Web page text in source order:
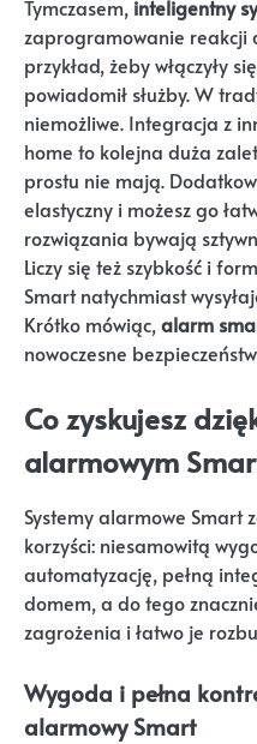
Tymczasem, inteligentny
zaprogramowanie reakcji
przykład, żeby włączyły
powiadomił służby. W
niemożliwe. Integracja z
home to kolejna duża
prostu nie mają.
elastyczny i możesz go
rozwiązania bywają
Liczy się też szybkość i
Smart natychmiast
Krótko mówiąc,alarm
nowoczesne
Co zyskujesz
alarmowym
Systemy alarmowe Smart
korzyści: niesamowitą
automatyzację, pełną
domem, a do tego
zagrożenia i łatwo je
Wygoda i pełna
alarmowy Smart